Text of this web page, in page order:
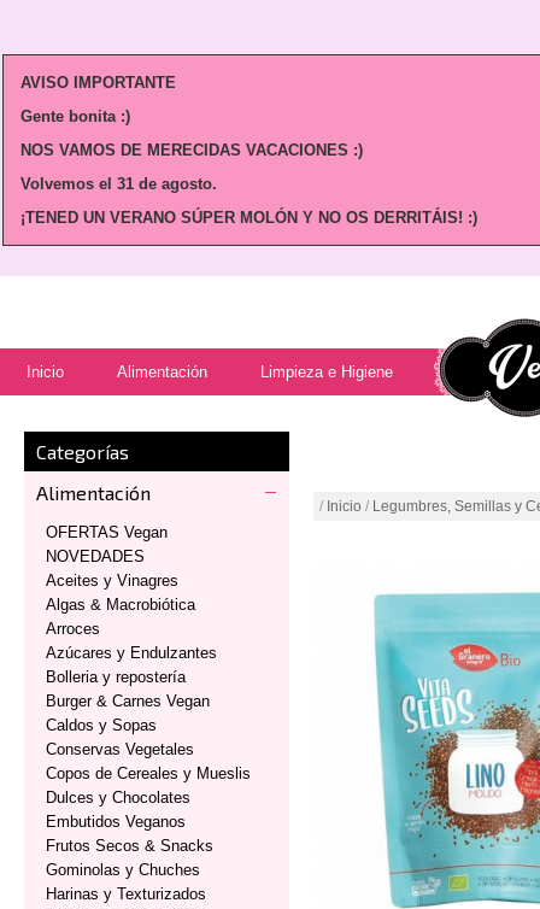
AVISO IMPORTANTE
Gente bonita :)
NOS VAMOS DE MERECIDAS VACACIONES :)
Volvemos el 31 de agosto.
¡TENED UN VERANO SÚPER MOLÓN Y NO OS DERRITÁIS! :)
Inicio Alimentación Limpieza e Higiene
Categorías
Alimentación
OFERTAS Vegan
NOVEDADES
Aceites y Vinagres
Algas & Macrobiótica
Arroces
Azúcares y Endulzantes
Bolleria y repostería
Burger & Carnes Vegan
Caldos y Sopas
Conservas Vegetales
Copos de Cereales y Mueslis
Dulces y Chocolates
Embutidos Veganos
Frutos Secos & Snacks
Gominolas y Chuches
Harinas y Texturizados
/ Inicio / Legumbres, Semillas y